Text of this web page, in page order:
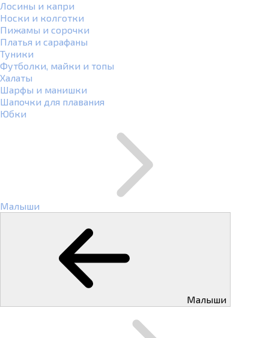
Лосины и капри
Носки и колготки
Пижамы и сорочки
Платья и сарафаны
Туники
Футболки, майки и топы
Халаты
Шарфы и манишки
Шапочки для плавания
Юбки
Малыши
Малыши